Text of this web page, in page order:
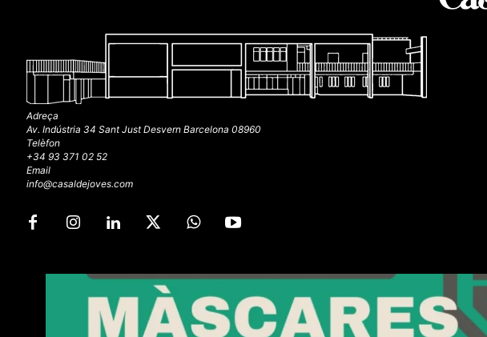
Adreça
Av. Indústria 34 Sant Just Desvern Barcelona 08960
Telèfon
+34 93 371 02 52
Email
info@casaldejoves.com